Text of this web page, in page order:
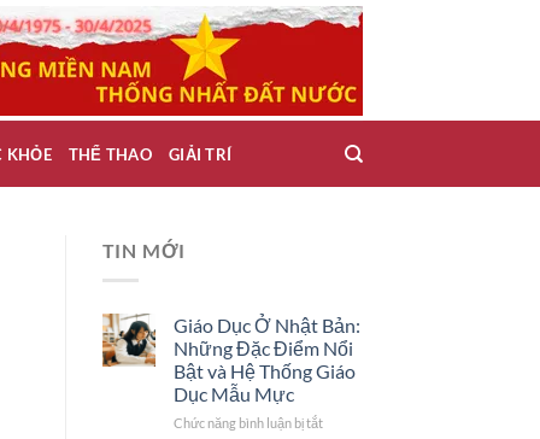
KHỎE THỂ THAO GIẢI TRÍ
TIN MỚI
Giáo Dục Ở Nhật Bản:
Những Đặc Điểm Nổi
Bật và Hệ Thống Giáo
Dục Mẫu Mực
Chức năng bình luận bị tắtở